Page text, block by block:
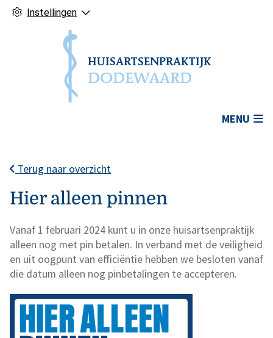
Instellingen
MENU
Terug naar overzicht
Hier alleen pinnen
Vanaf 1 februari 2024 kunt u in onze huisartsenpraktijk
alleen nog met pin betalen. In verband met de veiligheid
en uit oogpunt van efficiëntie hebben we besloten vanaf
die datum alleen nog pinbetalingen te accepteren.